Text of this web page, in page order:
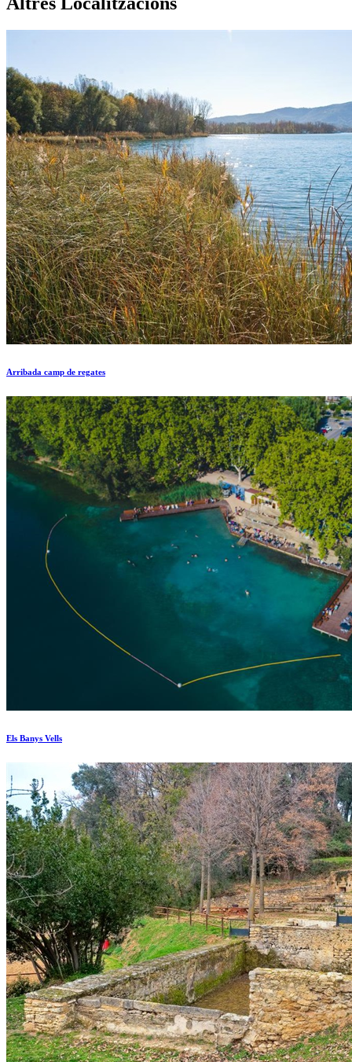
Arribada camp de regates
Els Banys Vells